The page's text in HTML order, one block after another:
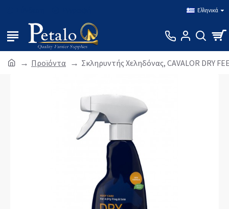
Ελληνικά
Προϊόντα Σκληρυντής Χεληδόνας, CAVALOR DRY